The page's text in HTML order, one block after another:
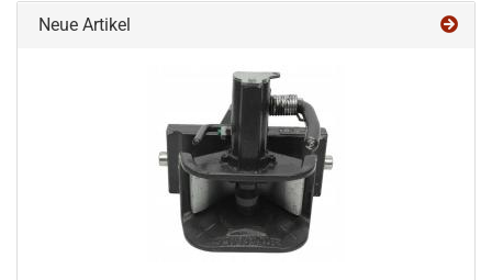
Neue Artikel